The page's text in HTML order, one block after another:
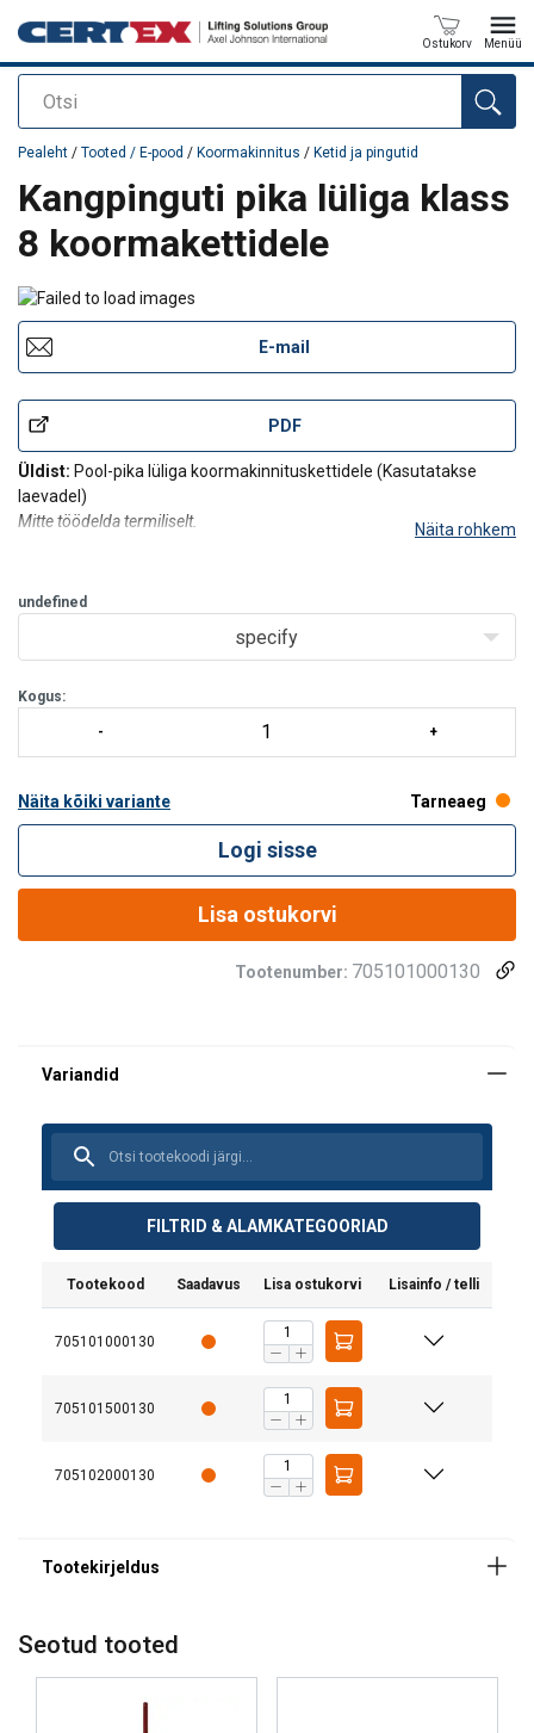
Otsi
Ostukorv Menüü
Toode on lisatud teie päringule
Pealeht / Tooted / E-pood / Koormakinnitus / Ketid ja pingutid
Kangpinguti pika lüliga klass
8 koormakettidele
E-mail
PDF
Üldist: Pool-pika lüliga koormakinnituskettidele (Kasutatakse
laevadel)
Mitte töödelda termiliselt.
Näita rohkem
undefined
specify
Kogus:
Näita kõiki variante Tarneaeg
Logi sisse
Lisa ostukorvi
Tootenumber: 705101000130
FILTRID & ALAMKATEGOORIAD
Tootekood Saadavus Lisa ostukorvi Lisainfo / telli
705101000130
705101500130
705102000130
Materjal:
Märgistus:
Seotud tooted